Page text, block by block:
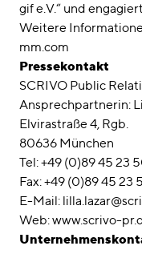
gif e.V.“ und
Weitere
mm.com
Pressekontakt
SCRIVO Public
Ansprechpartnerin:
Elvirastraße 4, Rgb.
80636 München
Tel: +49 (0)89 45 23
Fax: +49 (0)89 45 23
E-Mail:
Web: www.scrivo-